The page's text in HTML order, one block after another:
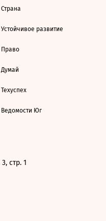
Страна
Устойчивое развитие
Право
Думай
Техуспех
Ведомости Юг
стр. 1